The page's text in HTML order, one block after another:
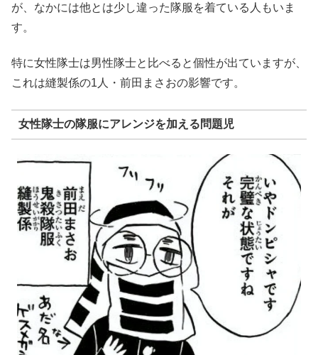
が、なかには他とは少し違った隊服を着ている人もいま
す。
特に女性隊士は男性隊士と比べると個性が出ていますが、
これは縫製係の1人・前田まさおの影響です。
女性隊士の隊服にアレンジを加える問題児